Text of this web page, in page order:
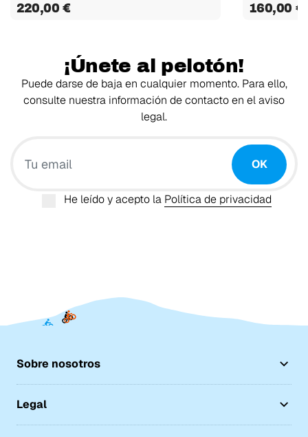
220,00 € 160,00 €
¡Únete al pelotón!
Puede darse de baja en cualquier momento. Para ello,
consulte nuestra información de contacto en el aviso
legal.
OK
He leído y acepto la Política de privacidad
Sobre nosotros
Legal